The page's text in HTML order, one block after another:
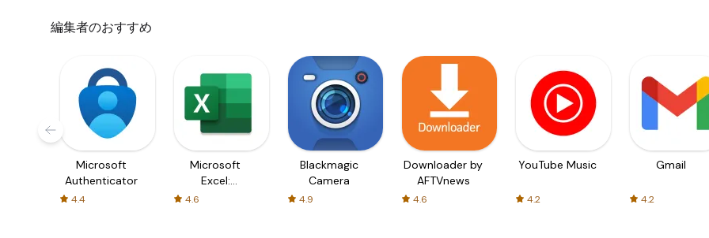
編集者のおすすめ
Microsoft
Authenticator
4.4
Microsoft
Excel:
Spreadsheets
4.6
Blackmagic
Camera
4.9
Downloader by
AFTVnews
4.6
YouTube Music
4.2
Gmail
4.2